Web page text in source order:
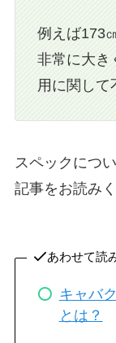
例えば173
非常に大き
用に関して
スペックにつ
記事をお読みく
あわせて読
キャバ
とは？